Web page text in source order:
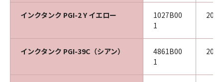
インクタンク PGI-2 Y イエロー
1027B00
1
インクタンク PGI-39C（シアン）
4861B00
1